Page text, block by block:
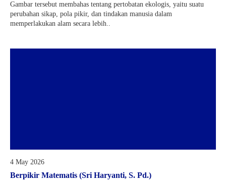
Gambar tersebut membahas tentang pertobatan ekologis, yaitu suatu
perubahan sikap, pola pikir, dan tindakan manusia dalam
memperlakukan alam secara lebih..
4 May 2026
Berpikir Matematis (Sri Haryanti, S. Pd.)